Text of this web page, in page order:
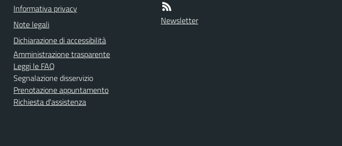
Informativa privacy
Note legali
Dichiarazione di accessibilità
Amministrazione trasparente
Leggi le FAQ
Segnalazione disservizio
Prenotazione appuntamento
Richiesta d'assistenza
Newsletter